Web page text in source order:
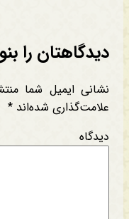
دیدگاهتان را
نشانی ایمیل شما
علامت‌گذاری شده‌اند *